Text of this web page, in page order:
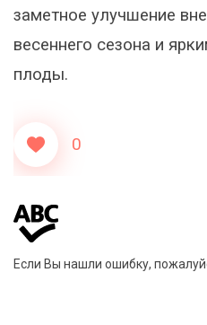
заметное улучшение
весеннего сезона и
плоды.
0
Если Вы нашли ошибку,